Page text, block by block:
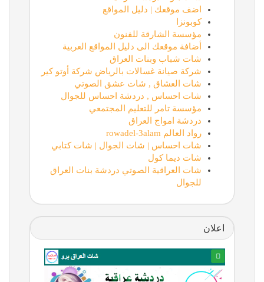
اضف موقعك | دليل المواقع
كوبونزا
مؤسسة الشارقة للفنون
أضافة موقعك الى دليل المواقع العربية
شات شباب وبنات العراق
شركة صيانة غسالات بالرياض شركة أوتو كير
شات العشاق , شات عشق الصوتي
شات احساس , دردشة احساس للجوال
مؤسسة تامر للتعليم المجتمعي
دردشة امواج العراق
رواد العالم rowadel-3alam
شات احساس | شات الجوال | شات كتابي
شات ديما كول
شات العراقية الصوتي دردشة بنات العراق
للجوال
اعلان